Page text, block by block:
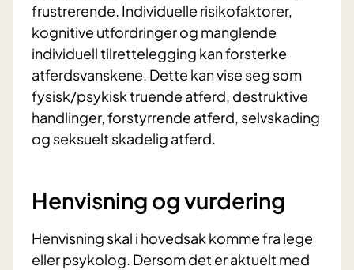
frustrerende. Individuelle risikofaktorer,
kognitive utfordringer og manglende
individuell tilrettelegging kan forsterke
atferdsvanskene. Dette kan vise seg som
fysisk/psykisk truende atferd, destruktive
handlinger, forstyrrende atferd, selvskading
og seksuelt skadelig atferd.
Henvisning og vurdering
Henvisning skal i hovedsak komme fra lege
eller psykolog. Dersom det er aktuelt med